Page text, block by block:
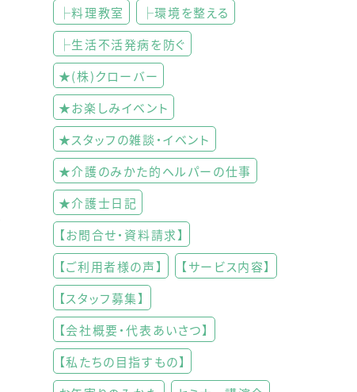
├料理教室
├環境を整える
├生活不活発病を防ぐ
★(株)クローバー
★お楽しみイベント
★スタッフの雑談・イベント
★介護のみかた的ヘルパーの仕事
★介護士日記
【お問合せ・資料請求】
【ご利用者様の声】
【サービス内容】
【スタッフ募集】
【会社概要・代表あいさつ】
【私たちの目指すもの】